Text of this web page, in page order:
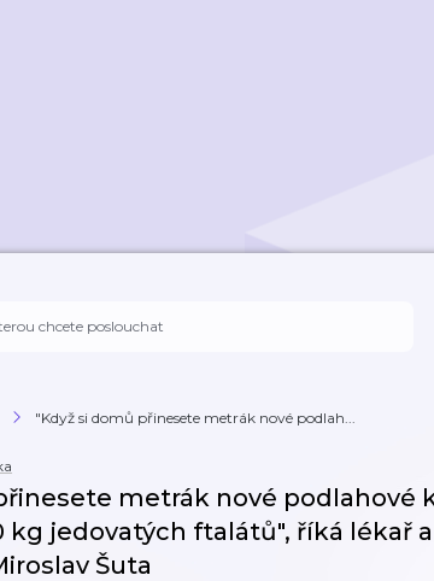
"Když si domů přinesete metrák nové podlah...
metrák nové podlahové
kg jedovatých ftalátů", říká lékař a
Šuta